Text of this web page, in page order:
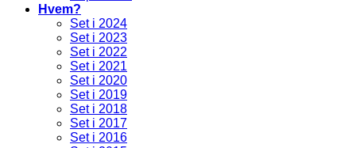
Hvem?
Set i 2024
Set i 2023
Set i 2022
Set i 2021
Set i 2020
Set i 2019
Set i 2018
Set i 2017
Set i 2016